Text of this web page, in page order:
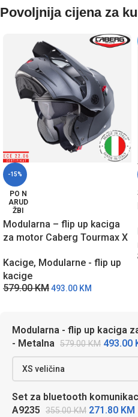
Povoljnija cijena za
-15%
PO N
ARUD
ŽBI
Modularna – flip up kaciga
za motor Caberg Tourmax X
Kacige, Modularne - flip up
kacige
579.00KM493.00 KM
Modularna - flip up kaciga
- Metalna 579.00KM 493.00
Set za bluetooth
A9235 355.00KM 271.80 KM